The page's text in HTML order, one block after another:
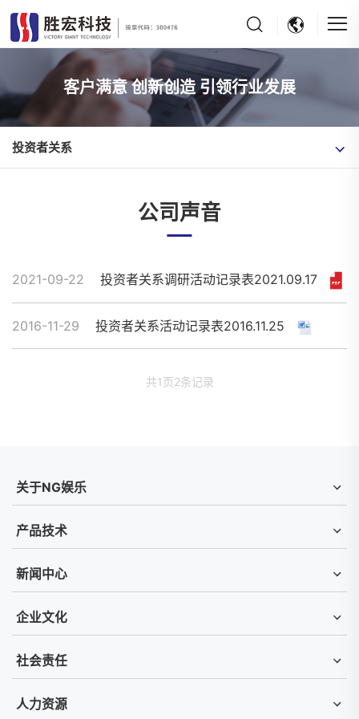
客户满意 创新创造 引领行业发展
投资者关系
公司声音
2021-09-22 投资者关系调研活动记录表2021.09.17
2016-11-29 投资者关系活动记录表2016.11.25
共1页2条记录
关于NG娱乐
产品技术
新闻中心
企业文化
社会责任
人力资源